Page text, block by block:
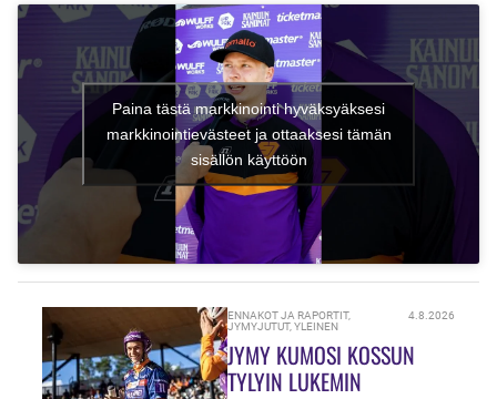
Paina tästä markkinointi hyväksyäksesi
markkinointievästeet ja ottaaksesi tämän
sisällön käyttöön
ENNAKOT JA RAPORTIT,
JYMYJUTUT,YLEINEN
4.8.2026
JYMY KUMOSI KOSSUN
TYLYIN LUKEMIN